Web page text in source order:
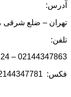
آدرس:
تهران – ضلع شرقی
تلفن:
02144347863 – 02144347824 – 02144347815
فکس: 02144347781